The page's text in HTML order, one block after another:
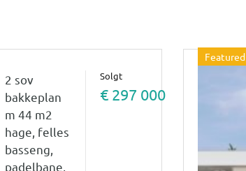
2 sov
bakkeplan
m 44 m2
hage, felles
basseng,
padelbane,
Solgt
€ 297 000
Featured